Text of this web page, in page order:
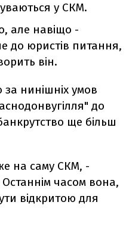
у СКМ.
але навіщо -
до юристів питання,
він.
нинішніх умов
до
ще більш
на саму СКМ, -
часом вона,
відкритою для